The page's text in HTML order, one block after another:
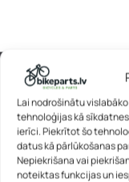
Lai nodrošinātu
tehnoloģijas kā
ierīci. Piekrītot šo
datus kā pārlūkošanas
Nepiekrišana vai
noteiktas funkcijas un